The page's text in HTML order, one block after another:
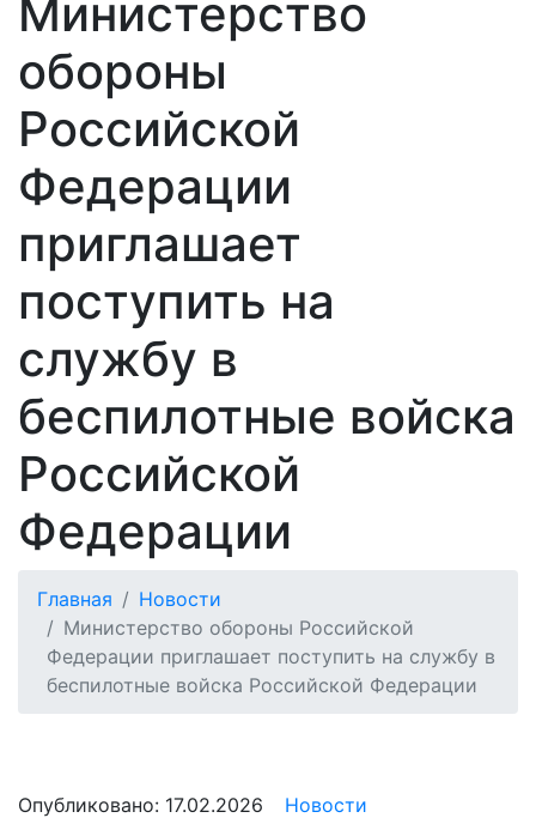
Министерство
обороны
Российской
Федерации
приглашает
поступить на
службу в
беспилотные войска
Российской
Федерации
Главная
Новости
Министерство обороны Российской
Федерации приглашает поступить на службу в
беспилотные войска Российской Федерации
Опубликовано: 17.02.2026 Новости